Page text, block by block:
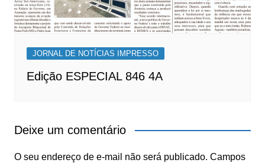
JORNAL DE NOTÍCIAS IMPRESSO
Edição ESPECIAL 846 4A
Deixe um comentário
O seu endereço de e-mail não será publicado. Campos